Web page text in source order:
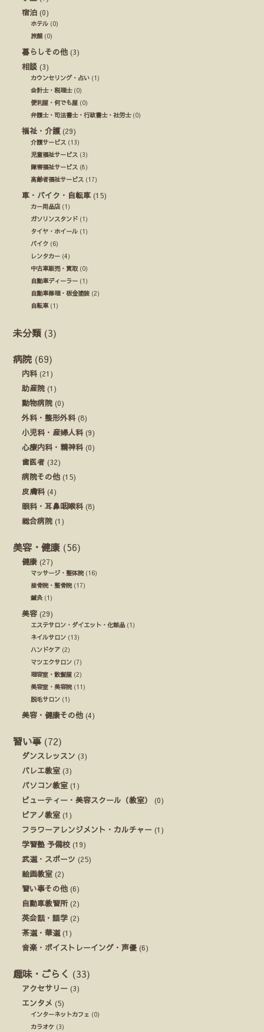
宿泊 (0)
ホテル (0)
旅館 (0)
暮らしその他 (3)
相談 (3)
カウンセリング・占い (1)
会計士・税理士(0)
便利屋・何でも屋 (0)
弁護士・司法書士・行政書士・社労士(0)
福祉・介護(29)
介護サービス (13)
児童福祉サービス (3)
障害福祉サービス (8)
高齢者福祉サービス (17)
車・バイク・自転車 (15)
カー用品店 (1)
ガソリンスタンド (1)
タイヤ・ホイール (1)
バイク (6)
レンタカー (4)
中古車販売・買取 (0)
自動車ディーラー (1)
自動車修理・板金塗装 (2)
自転車(1)
未分類 (3)
病院 (69)
内科 (21)
助産院 (1)
動物病院 (0)
外科・整形外科 (8)
小児科・産婦人科 (9)
心療内科・精神科 (0)
歯医者 (32)
病院その他 (15)
皮膚科 (4)
眼科・耳鼻咽喉科 (8)
総合病院 (1)
美容・健康 (56)
健康 (27)
マッサージ・整体院(16)
接骨院・整骨院(17)
鍼灸(1)
美容 (29)
エステサロン・ダイエット・化粧品 (1)
ネイルサロン (13)
ハンドケア (2)
マツエクサロン (7)
理容室・散髪屋 (2)
美容室・美容院(11)
脱毛サロン (1)
美容・健康その他 (4)
習い事 (72)
ダンスレッスン (3)
バレエ教室 (3)
パソコン教室 (1)
ビューティー・美容スクール（教室）
(0)
ピアノ教室 (1)
フラワーアレンジメント・カルチャー (1)
学習塾 予備校 (19)
武道・スポーツ (25)
絵画教室 (2)
習い事その他 (6)
自動車教習所(2)
英会話・語学 (2)
茶道・華道(1)
音楽・ボイストレーイング・声優 (6)
趣味・ごらく (33)
アクセサリー (3)
エンタメ (5)
インターネットカフェ (0)
カラオケ (3)